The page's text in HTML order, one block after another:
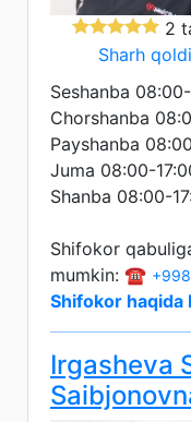
2
Sharh
Seshanba
Chorshanba
Payshanba
Juma 08:00-
Shanba 08:00-
Shifokor
mumkin: ☎️
Shifokor haqida
Irgasheva